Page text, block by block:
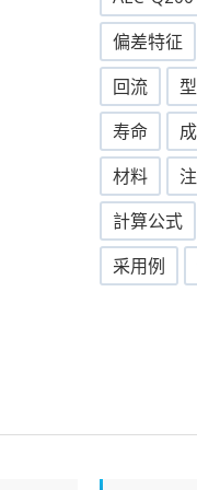
偏差特征
回流
寿命
材料
計算公式
采用例